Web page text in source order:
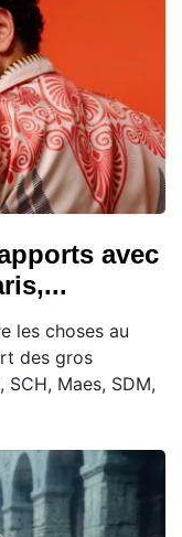
avec
les choses au
des gros
Maes, SDM,